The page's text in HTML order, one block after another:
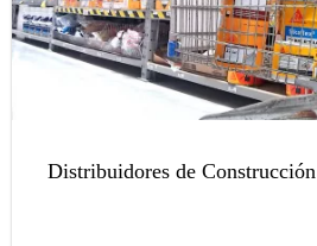
Distribuidores de Construcción